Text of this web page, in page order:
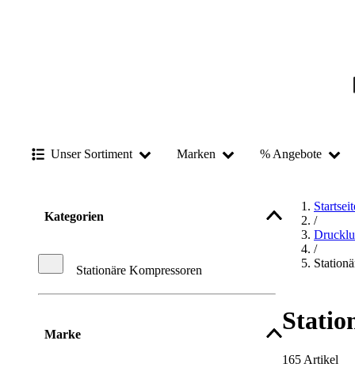
Unser Sortiment Marken % Angebote
Kategorien
Stationäre Kompressoren
Marke
/
/
165 Artikel